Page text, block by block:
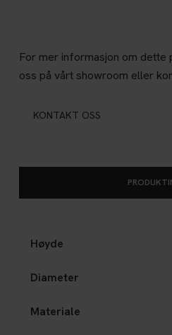
For mer informasjon om dette
oss på vårt showroom eller
KONTAKT OSS
Høyde
Diameter
Materiale